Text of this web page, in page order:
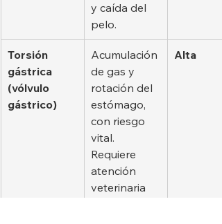
y caída del
pelo.
Torsión
gástrica
(vólvulo
gástrico)
Acumulación
de gas y
rotación del
estómago,
con riesgo
vital.
Requiere
atención
veterinaria
Alta